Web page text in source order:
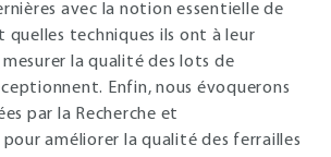
avec la notion essentielle de
quelles techniques ils ont à leur
la qualité des lots de
Enfin, nous évoquerons
par la Recherche et
améliorer la qualité des ferrailles